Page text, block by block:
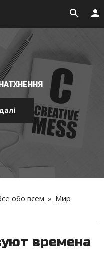
person
search
обо всем » Мир
времена